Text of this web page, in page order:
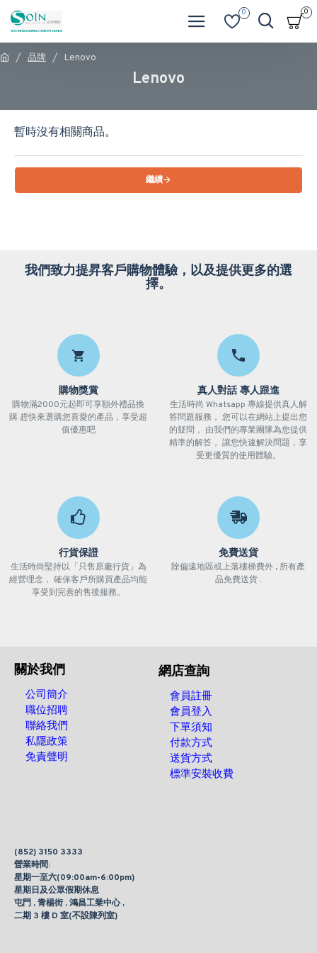
0 0
品牌 Lenovo
Lenovo
暫時沒有相關商品。
繼續
我們致力提昇客戶購物體驗，以及提供更多的選
擇。
購物獎賞
購物滿2000元起即可享額外禮品換
購 趕快來選購您喜愛的產品，享受超
值優惠吧
真人對話 專人跟進
生活時尚 Whatsapp 專線提供真人解
答問題服務， 您可以在網站上提出您
的疑問， 由我們的專業團隊為您提供
精準的解答， 讓您快速解決問題，享
受更優質的使用體驗。
行貨保證
生活時尚堅持以「只售原廠行貨」為
經營理念， 確保客戶所購買產品均能
享受到完善的售後服務。
免費送貨
除偏遠地區或上落樓梯費外 , 所有產
品免費送貨 .
關於我們
公司簡介
職位招聘
聯絡我們
私隱政策
免責聲明
網店查詢
會員註冊
會員登入
下單須知
付款方式
送貨方式
標準安裝收費
(852) 3150 3333
營業時間:
星期一至六(09:00am-6:00pm)
星期日及公眾假期休息
屯門 , 青楊街 , 鴻昌工業中心 ,
二期 3 樓 D 室(不設陳列室)